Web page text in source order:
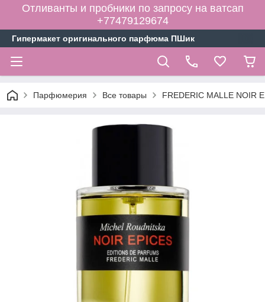
Отливанты и пробники по запросу на ватсап
+77479129674
Гипермакет оригинального парфюма ПШик
Парфюмерия Все товары FREDERIC MALLE